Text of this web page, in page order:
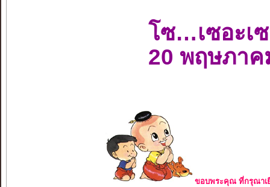
โซ…เซอะเ
20 พฤษภาค
ขอบพระคุณ ที่กรุณาเ